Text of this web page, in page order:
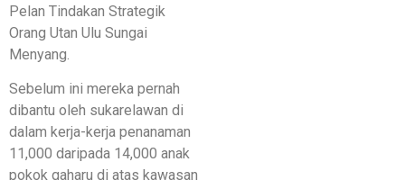
Pelan Tindakan Strategik
Orang Utan Ulu Sungai
Menyang.
Sebelum ini mereka pernah
dibantu oleh sukarelawan di
dalam kerja-kerja penanaman
11,000 daripada 14,000 anak
pokok gaharu di atas kawasan